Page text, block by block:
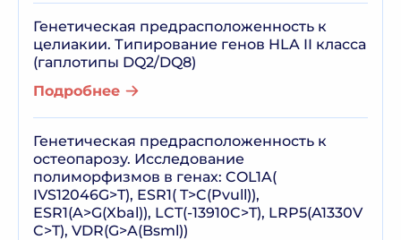
Генетическая предрасположенность к
целиакии. Типирование генов HLA II класса
(гаплотипы DQ2/DQ8)
Подробнее
Генетическая предрасположенность к
остеопарозу. Исследование
полиморфизмов в генах: COL1A(
IVS12046G>T), ESR1( T>C(Pvull)),
ESR1(A>G(Xbal)), LCT(-13910C>T), LRP5(A1330V
C>T), VDR(G>A(Bsml))